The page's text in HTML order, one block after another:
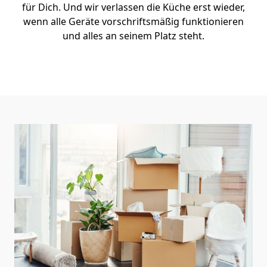
für Dich. Und wir verlassen die Küche erst wieder,
wenn alle Geräte vorschriftsmäßig funktionieren
und alles an seinem Platz steht.